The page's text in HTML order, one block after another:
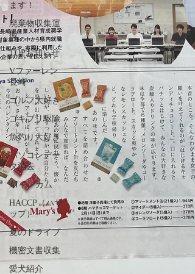
ます！
廃棄物収集運
搬
TOPお知らせ
Vファーレン
長崎
ゴルフ大好き
ゴキブリ駆除
魚釣り大好き
パソコンデー
タ消去
AIインカム
HACCP（ハサ
ップ）
夏のドライブ
機密文書収集
愛犬紹介